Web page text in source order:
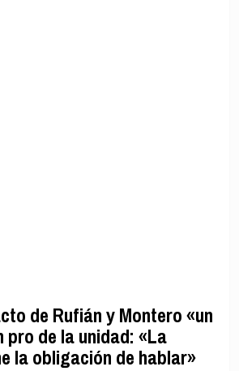
de Rufián y Montero «un
pro de la unidad: «La
la obligación de hablar»